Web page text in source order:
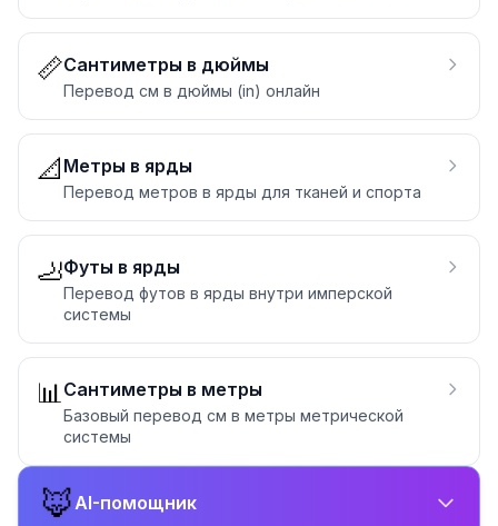
📏Сантиметры в дюймы
Перевод см в дюймы (in) онлайн
📐 Метры в ярды
Перевод метров в ярды для тканей и спорта
🦶Футы в ярды
Перевод футов в ярды внутри имперской
системы
📊Сантиметры в метры
Базовый перевод см в метры метрической
системы
🦊AI-помощник